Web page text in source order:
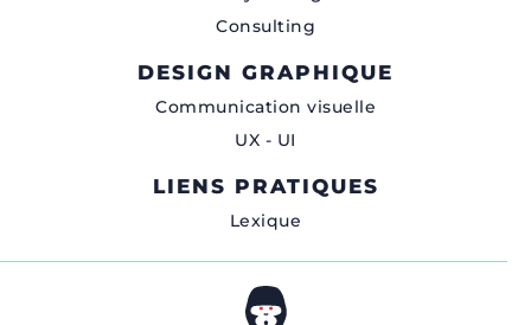
Consulting
DESIGN GRAPHIQUE
Communication visuelle
UX - UI
LIENS PRATIQUES
Lexique